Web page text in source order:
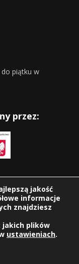
do piątku w
przez:
jakość
informacje
znajdziesz
jakich plików
ustawieniach.